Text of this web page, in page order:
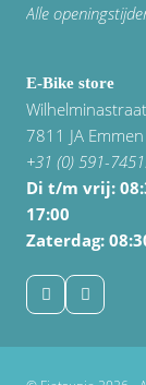
Alle
E-Bike store
7811 JA Emmen
+31 (0) 591-
Di t/m vrij:
17:00
Zaterdag: